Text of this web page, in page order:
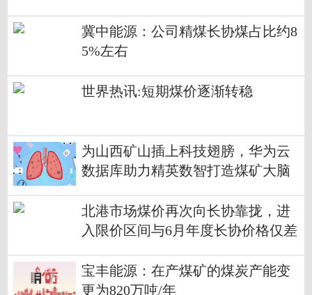
冀中能源：公司精煤长协煤占比约8
5%左右
世界热讯:短期煤价逐渐转稳
为山西矿山插上科技翅膀，华为云
数据库助力精英数智打造煤矿大脑
北港市场煤价再次向长协靠拢，进
入限价区间与6月年度长协价格仅差
宝丰能源：在产煤矿的煤炭产能变
更为820万吨/年